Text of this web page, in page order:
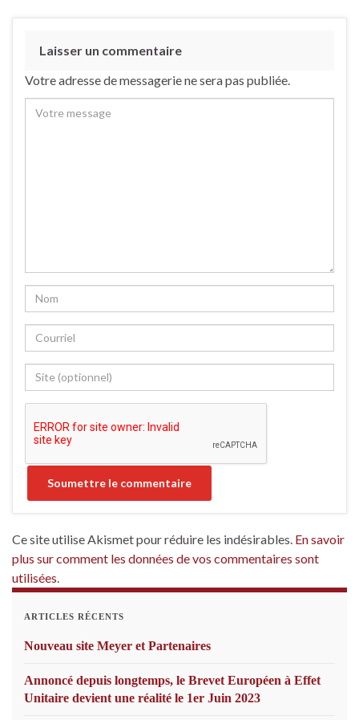
Laisser un commentaire
Votre adresse de messagerie ne sera pas publiée.
Ce site utilise Akismet pour réduire les indésirables. En savoir
plus sur comment les données de vos commentaires sont
utilisées.
ARTICLES RÉCENTS
Nouveau site Meyer et Partenaires
Annoncé depuis longtemps, le Brevet Européen à Effet
Unitaire devient une réalité le 1er Juin 2023